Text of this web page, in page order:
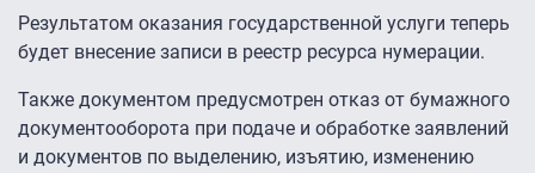
Результатом оказания государственной услуги теперь
будет внесение записи в реестр ресурса нумерации.
Также документом предусмотрен отказ от бумажного
документооборота при подаче и обработке заявлений
и документов по выделению, изъятию, изменению